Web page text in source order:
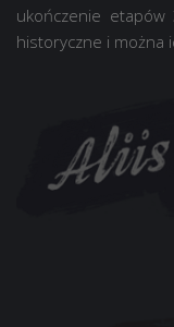
ukończenie
historyczne i można